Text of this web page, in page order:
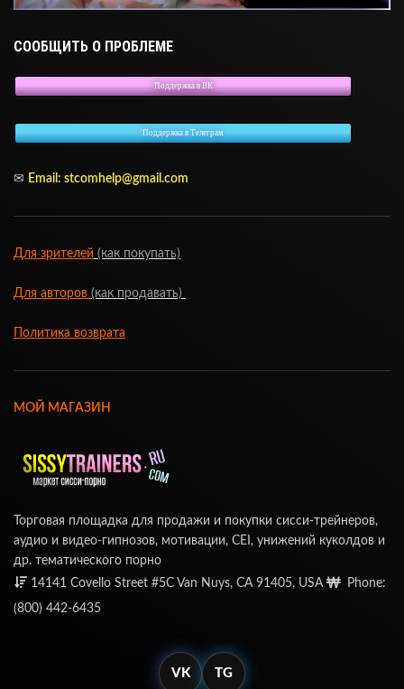
СООБЩИТЬ О ПРОБЛЕМЕ
Поддержка в ВК
Поддержка в Телеграм
✉ Email: stcomhelp@gmail.com
Для зрителей (как покупать)
Для авторов (как продавать)
Политика возврата
МОЙ МАГАЗИН
Торговая площадка для продажи и покупки сисси-трейнеров,
аудио и видео-гипнозов, мотивации, CEI, унижений куколдов и
др. тематического порно
14141 Covello Street #5C Van Nuys, CA 91405, USA
Phone:
(800) 442-6435
VK TG